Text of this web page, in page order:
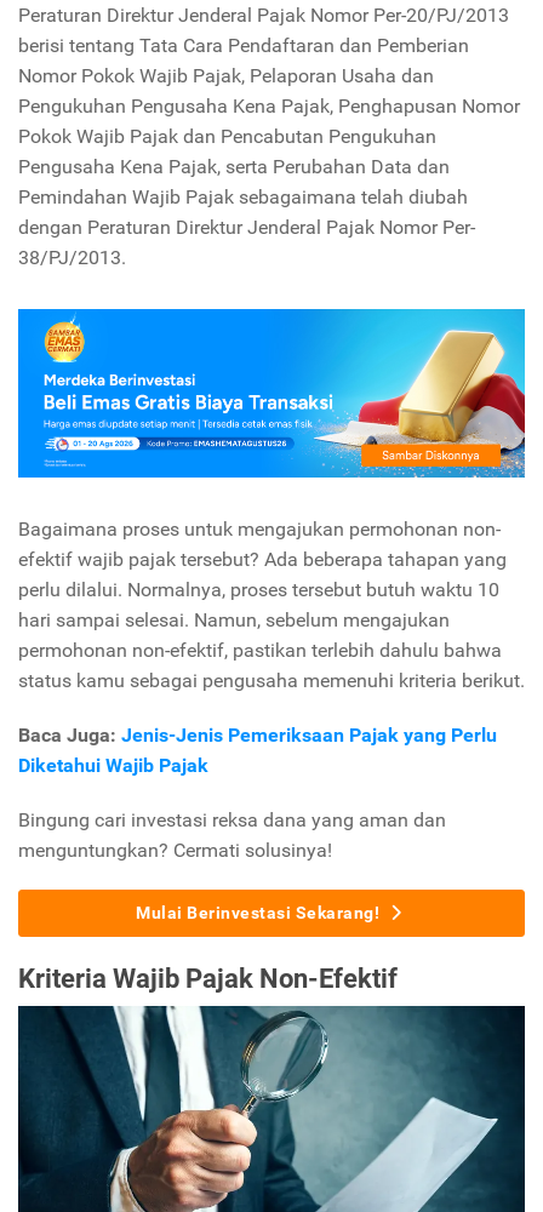
Peraturan Direktur Jenderal Pajak Nomor Per-20/PJ/2013
berisi tentang Tata Cara Pendaftaran dan Pemberian
Nomor Pokok Wajib Pajak, Pelaporan Usaha dan
Pengukuhan Pengusaha Kena Pajak, Penghapusan Nomor
Pokok Wajib Pajak dan Pencabutan Pengukuhan
Pengusaha Kena Pajak, serta Perubahan Data dan
Pemindahan Wajib Pajak sebagaimana telah diubah
dengan Peraturan Direktur Jenderal Pajak Nomor Per-
38/PJ/2013.
Bagaimana proses untuk mengajukan permohonan non-
efektif wajib pajak tersebut? Ada beberapa tahapan yang
perlu dilalui. Normalnya, proses tersebut butuh waktu 10
hari sampai selesai. Namun, sebelum mengajukan
permohonan non-efektif, pastikan terlebih dahulu bahwa
status kamu sebagai pengusaha memenuhi kriteria berikut.
Baca Juga: Jenis-Jenis Pemeriksaan Pajak yang Perlu
Diketahui Wajib Pajak
Bingung cari investasi reksa dana yang aman dan
menguntungkan? Cermati solusinya!
Mulai Berinvestasi Sekarang!
Kriteria Wajib Pajak Non-Efektif